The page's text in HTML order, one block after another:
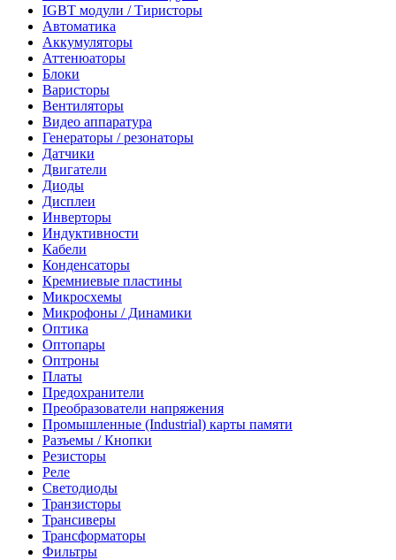
IGBT модули / Тиристоры
Автоматика
Аккумуляторы
Аттенюаторы
Блоки
Варисторы
Вентиляторы
Видео аппаратура
Генераторы / резонаторы
Датчики
Двигатели
Диоды
Дисплеи
Инверторы
Индуктивности
Кабели
Конденсаторы
Кремниевые пластины
Микросхемы
Микрофоны / Динамики
Оптика
Оптопары
Оптроны
Платы
Предохранители
Преобразователи напряжения
Промышленные (Industrial) карты памяти
Разъемы / Кнопки
Резисторы
Реле
Светодиоды
Транзисторы
Трансиверы
Трансформаторы
Фильтры